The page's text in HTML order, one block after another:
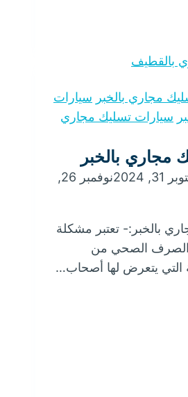
مجاري بالخبر سيارات
سيارات تسليك مجاري
مجاري بالخبر
31, 2024
نوفمبر 26,
بالخبر:- تعتبر مشكلة
الصحي من
التي يتعرض لها أصحاب…